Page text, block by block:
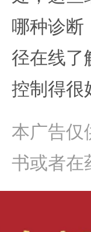
哪种诊断
径在线了
控制得很
本广告仅
书或者在